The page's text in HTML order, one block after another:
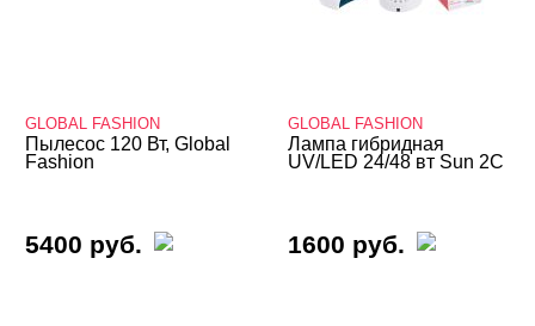
GLOBAL FASHION
Пылесос 120 Вт, Global
Fashion
5400 руб.
GLOBAL FASHION
Лампа гибридная
UV/LED 24/48 вт Sun 2C
1600 руб.